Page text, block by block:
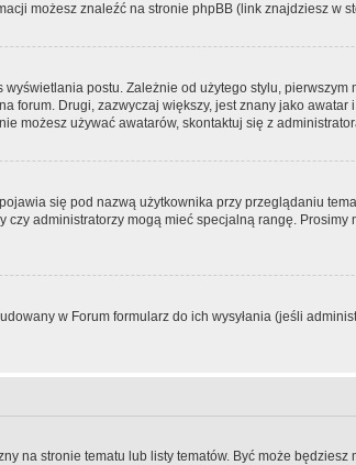
możesz znaleźć na stronie phpBB (link znajdziesz w
postu. Zależnie od użytego stylu,
forum. Drugi, zazwyczaj większy, jest znany jako
możesz używać awatarów, skontaktuj się z
się pod nazwą użytkownika przy przeglądaniu
czy administratorzy mogą mieć specjalną rangę.
w Forum formularz do ich wysyłania (jeśli
na stronie tematu lub listy tematów. Być może